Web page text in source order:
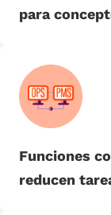
para
Funciones
reducen